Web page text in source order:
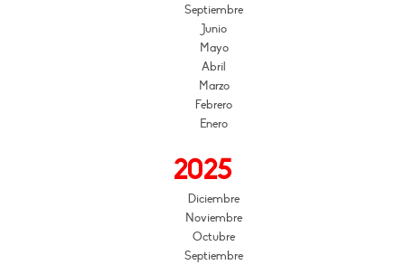
Septiembre
Junio
Mayo
Abril
Marzo
Febrero
Enero
2025
Diciembre
Noviembre
Octubre
Septiembre